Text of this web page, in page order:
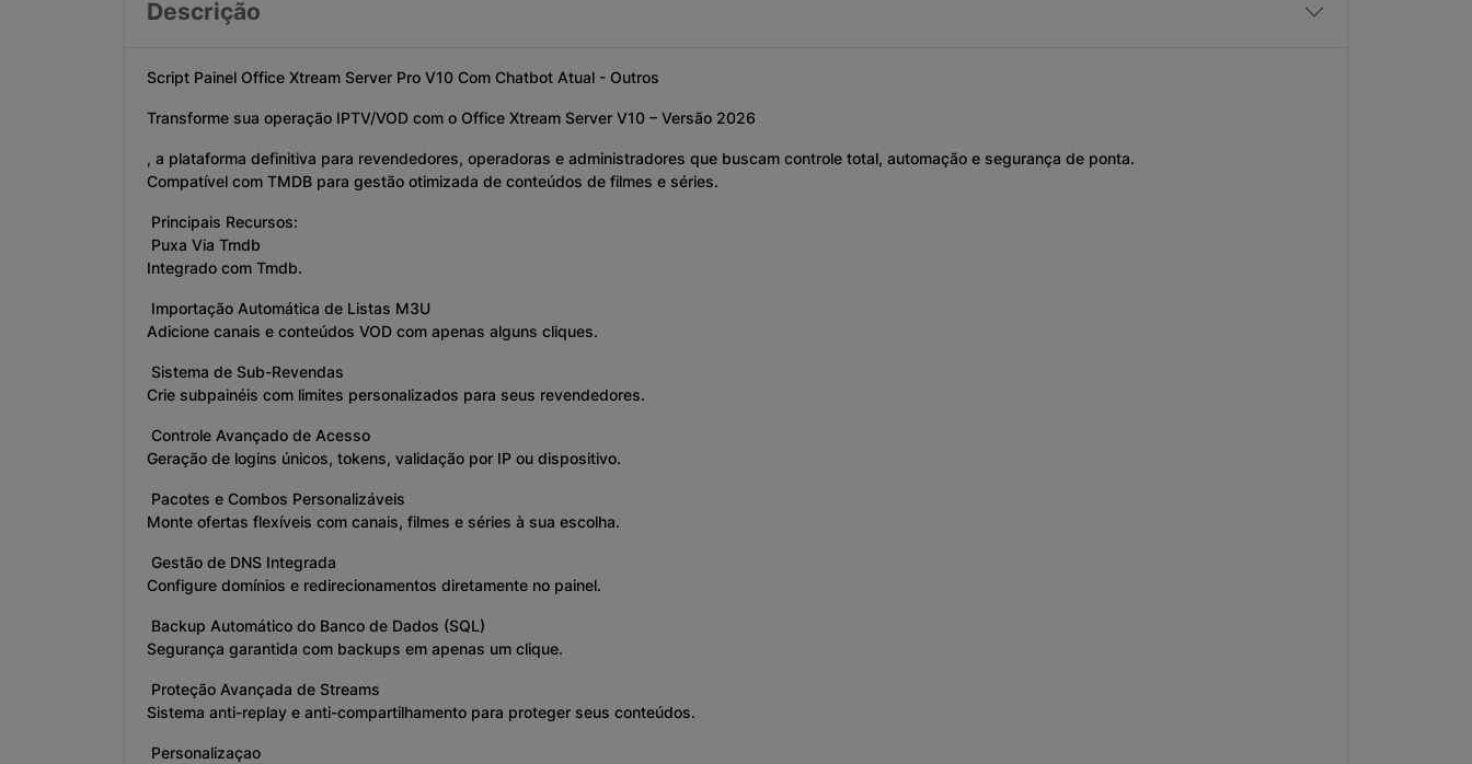
Descrição
Script Painel Office Xtream Server Pro V10 Com Chatbot Atual - Outros
Transforme sua operação IPTV/VOD com o Office Xtream Server V10 – Versão 2026
, a plataforma definitiva para revendedores, operadoras e administradores que buscam controle total, automação e segurança de ponta.
Compatível com TMDB para gestão otimizada de conteúdos de filmes e séries.
Principais Recursos:
Puxa Via Tmdb
Integrado com Tmdb.
Importação Automática de Listas M3U
Adicione canais e conteúdos VOD com apenas alguns cliques.
Sistema de Sub-Revendas
Crie subpainéis com limites personalizados para seus revendedores.
Controle Avançado de Acesso
Geração de logins únicos, tokens, validação por IP ou dispositivo.
Pacotes e Combos Personalizáveis
Monte ofertas flexíveis com canais, filmes e séries à sua escolha.
Gestão de DNS Integrada
Configure domínios e redirecionamentos diretamente no painel.
Backup Automático do Banco de Dados (SQL)
Segurança garantida com backups em apenas um clique.
Proteção Avançada de Streams
Sistema anti-replay e anti-compartilhamento para proteger seus conteúdos.
Personalizaçao